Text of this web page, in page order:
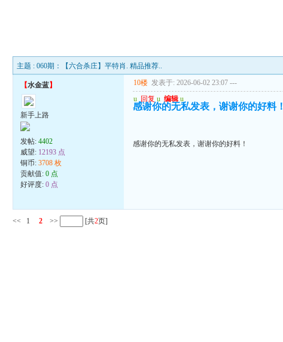
主题 : 060期：【六合杀庄】平特肖. 精品推荐..
【水金蓝】
新手上路
发帖:4402
威望: 12193 点
铜币:3708 枚
贡献值:0 点
好评度:0 点
10楼 发表于: 2026-06-02 23:07 ---
u 回复 u 编辑 u
感谢你的无私发表，谢谢你的好料！
感谢你的无私发表，谢谢你的好料！
<< 1 2 >> [共2页]